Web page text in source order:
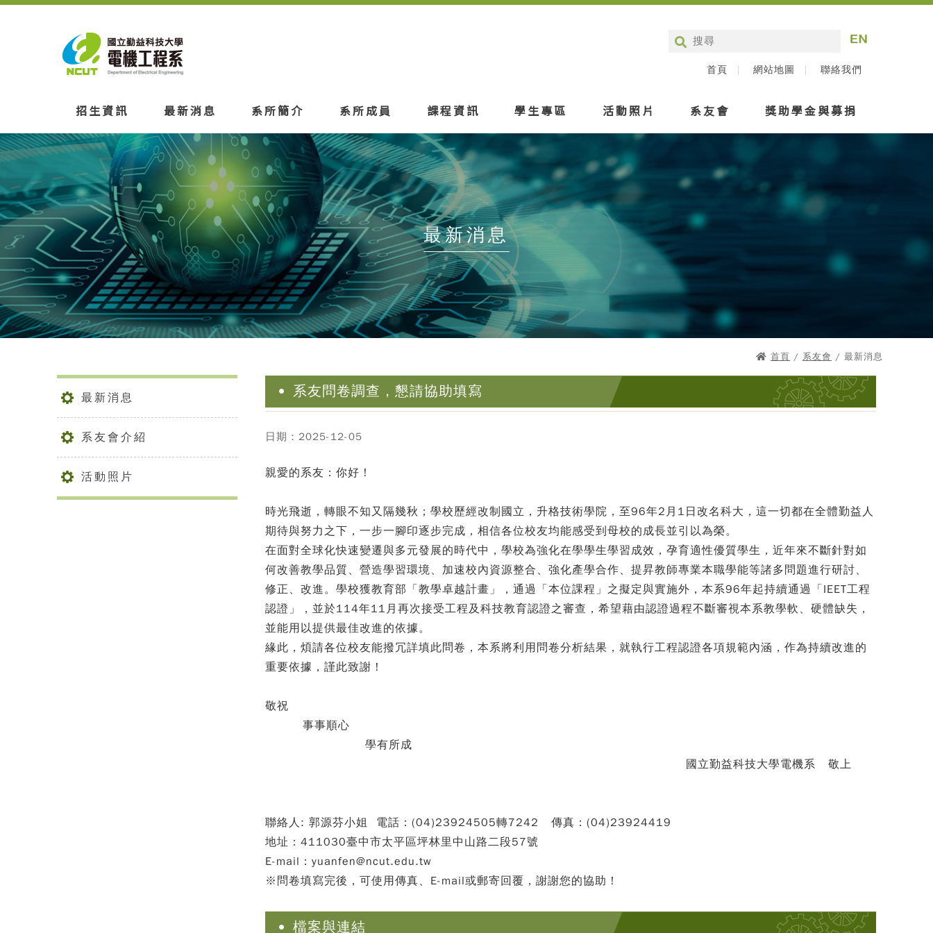
首頁 網站地圖 聯絡我們
招生資訊 最新消息 系所簡介 系所成員 課程資訊 學生專區 活動照片 系友會 獎助學金與募捐
最新消息
首頁 / 系友會 / 最新消息
最新消息
系友會介紹
活動照片
系友問卷調查，懇請協助填寫
日期：2025-12-05
親愛的系友：你好！
時光飛逝，轉眼不知又隔幾秋；學校歷經改制國立，升格技術學院，至96年2月1日改名科大，這一切都在全體勤益人
期待與努力之下，一步一腳印逐步完成，相信各位校友均能感受到母校的成長並引以為榮。
在面對全球化快速變遷與多元發展的時代中，學校為強化在學學生學習成效，孕育適性優質學生，近年來不斷針對如
何改善教學品質、營造學習環境、加速校內資源整合、強化產學合作、提昇教師專業本職學能等諸多問題進行研討、
修正、改進。學校獲教育部「教學卓越計畫」，通過「本位課程」之擬定與實施外，本系96年起持續通過「IEET工程
認證」，並於114年11月再次接受工程及科技教育認證之審查，希望藉由認證過程不斷審視本系教學軟、硬體缺失，
並能用以提供最佳改進的依據。
緣此，煩請各位校友能撥冗詳填此問卷，本系將利用問卷分析結果，就執行工程認證各項規範內涵，作為持續改進的
重要依據，謹此致謝！
敬祝
事事順心
學有所成
國立勤益科技大學電機系 敬上
聯絡人: 郭源芬小姐 電話：(04)23924505轉7242 傳真：(04)23924419
地址：411030臺中市太平區坪林里中山路二段57號
E-mail：yuanfen@ncut.edu.tw
※問卷填寫完後，可使用傳真、E-mail或郵寄回覆，謝謝您的協助！
檔案與連結